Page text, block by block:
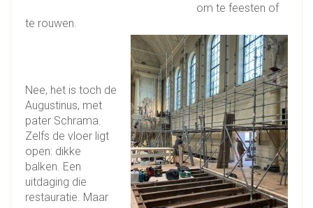
om te feesten of
te rouwen.
Nee, het is toch de
Augustinus, met
pater Schrama.
Zelfs de vloer ligt
open: dikke
balken. Een
uitdaging die
restauratie. Maar